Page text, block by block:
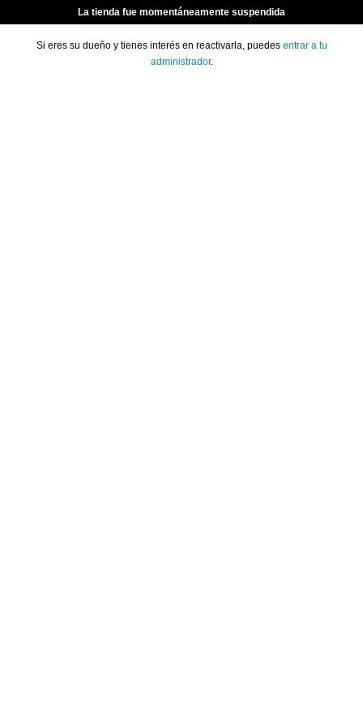
La tienda fue momentáneamente suspendida
Si eres su dueño y tienes interés en reactivarla, puedes entrar a tu
administrador.